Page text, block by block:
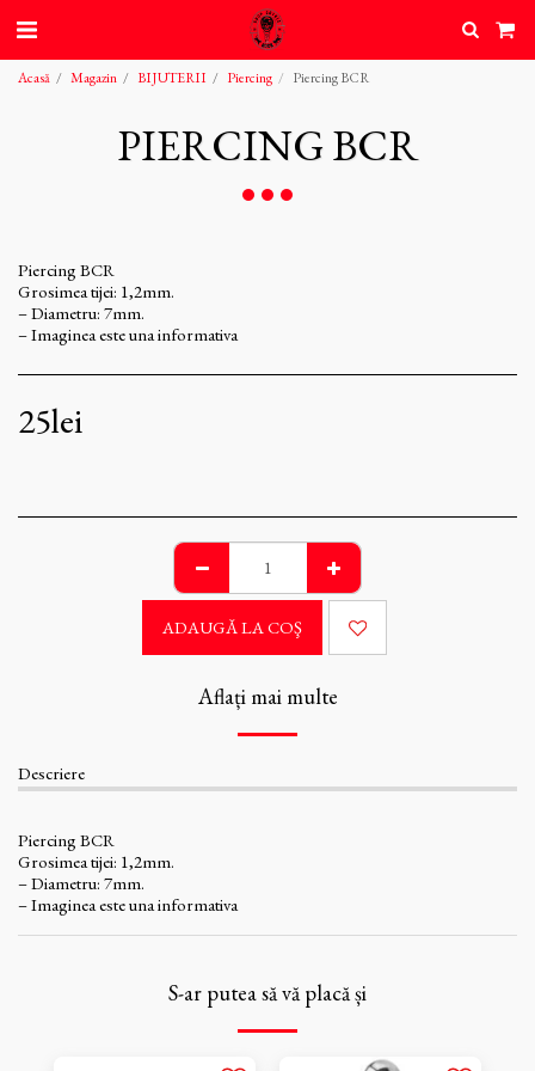
Acasă Magazin BIJUTERII Piercing Piercing BCR
PIERCING BCR
Piercing BCR
Grosimea tijei: 1,2mm.
– Diametru: 7mm.
– Imaginea este una informativa
25lei
ADAUGĂ LA COŞ
Aflați mai multe
Descriere
Piercing BCR
Grosimea tijei: 1,2mm.
– Diametru: 7mm.
– Imaginea este una informativa
S-ar putea să vă placă și